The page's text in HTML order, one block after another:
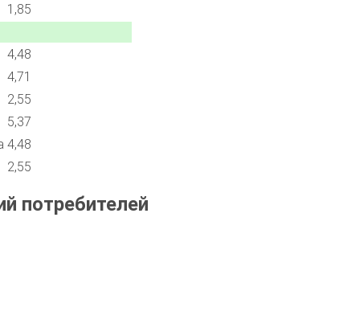
1,85
4,48
4,71
2,55
5,37
4,48
2,55
потребителей